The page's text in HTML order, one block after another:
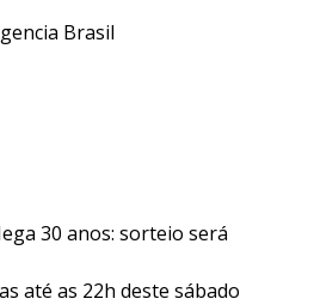
Brasil
30 anos: sorteio será
até as 22h deste sábado